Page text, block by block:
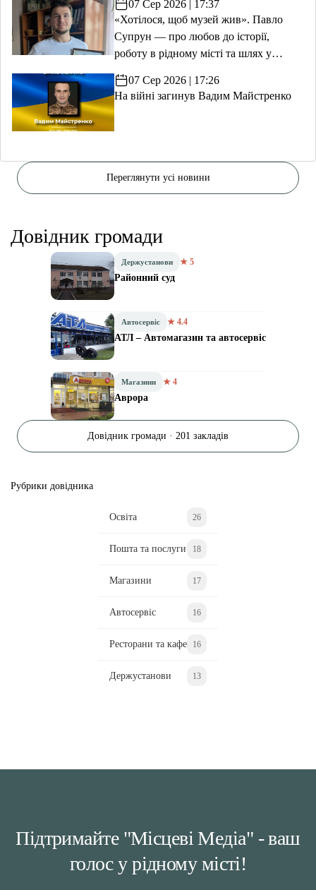
07 Сер 2026 | 17:37
«Хотілося, щоб музей жив». Павло
Супрун — про любов до історії,
роботу в рідному місті та шлях у
07 Сер 2026 | 17:26
На війні загинув Вадим Майстренко
Переглянути усі новини
Довідник громади
Держустанови ★ 5
Районний суд
Автосервіс ★ 4.4
АТЛ – Автомагазин та автосервіс
Магазини ★ 4
Аврора
Довідник громади · 201 закладів
Рубрики довідника
Освіта 26
Пошта та послуги 18
Магазини 17
Автосервіс 16
Ресторани та кафе 16
Держустанови 13
Підтримайте "Місцеві Медіа" - ваш
голос у рідному місті!